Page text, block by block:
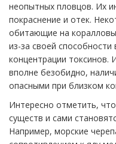
неопытных пловцов. Их
покраснение и отек.
обитающие на
из-за своей
концентрации токсинов.
вполне безобидно,
опасными при близком
Интересно отметить,
существ и сами
Например, морские